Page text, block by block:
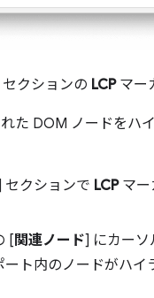
セクションの LCPマー
た DOM ノードをハ
セクションで LCPマー
[ 関連ノード] にカーソ
ート内のノードがハイ